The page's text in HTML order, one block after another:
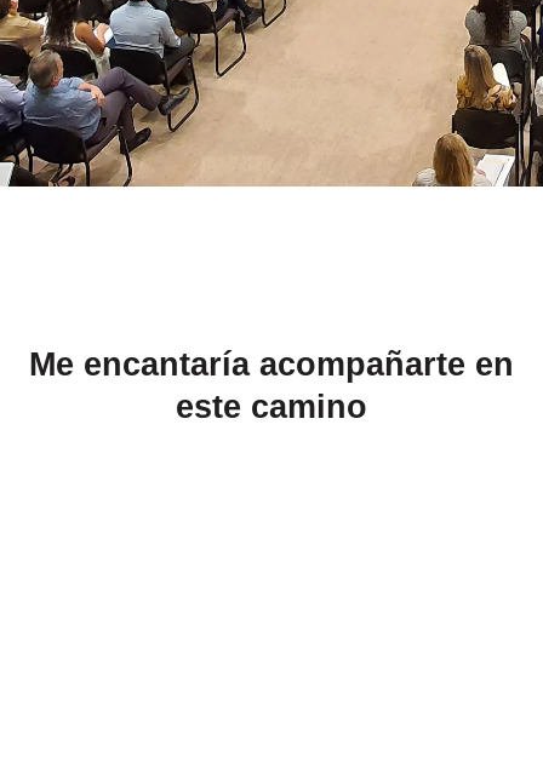
Me encantaría acompañarte en
este camino